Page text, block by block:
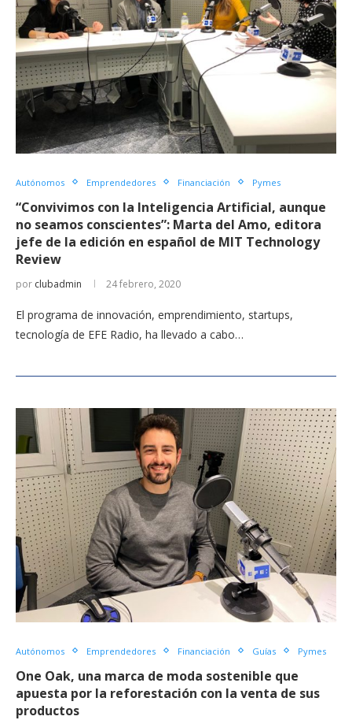
Autónomos Emprendedores Financiación Pymes
“Convivimos con la Inteligencia Artificial, aunque
no seamos conscientes”: Marta del Amo, editora
jefe de la edición en español de MIT Technology
Review
por clubadmin 24 febrero, 2020
El programa de innovación, emprendimiento, startups,
tecnología de EFE Radio, ha llevado a cabo…
Autónomos Emprendedores Financiación Guías Pymes
One Oak, una marca de moda sostenible que
apuesta por la reforestación con la venta de sus
productos